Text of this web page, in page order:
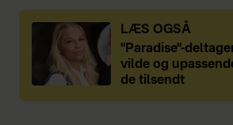
LÆS OGSÅ
"Paradise"-
vilde og
de tilsendt